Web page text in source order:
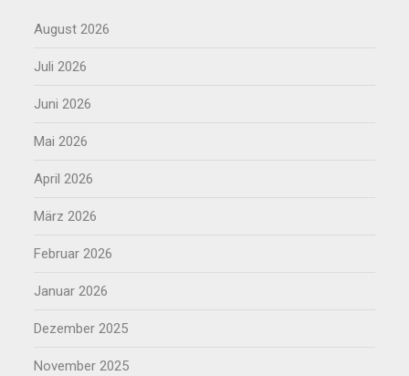
August 2026
Juli 2026
Juni 2026
Mai 2026
April 2026
März 2026
Februar 2026
Januar 2026
Dezember 2025
November 2025